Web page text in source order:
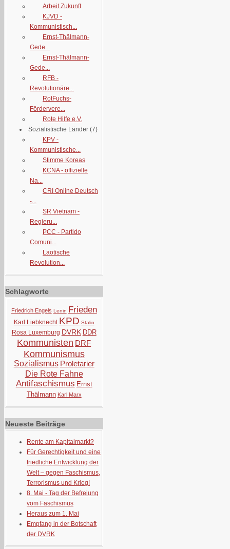
Arbeit Zukunft
KJVD -
Kommunistisch...
Ernst-Thälmann-
Gede...
Ernst-Thälmann-
Gede...
RFB -
Revolutionäre...
RotFuchs-
Fördervere...
Rote Hilfe e.V.
Sozialistische Länder (7)
KPV -
Kommunistische...
Stimme Koreas
KCNA - offizielle
Na...
CRI Online Deutsch
-...
SR Vietnam -
Regieru...
PCC - Partido
Comuni...
Laotische
Revolution...
Schlagworte
Friedrich Engels Lenin Frieden
Karl Liebknecht KPD Stalin
Rosa Luxemburg DVRK DDR
Kommunisten DRF
Kommunismus
Sozialismus Proletarier
Die Rote Fahne
Antifaschismus Ernst
Thälmann Karl Marx
Neueste Beiträge
Rente am Kapitalmarkt?
Für Gerechtigkeit und eine
friedliche Entwicklung der
Welt – gegen Faschismus,
Terrorismus und Krieg!
8. Mai - Tag der Befreiung
vom Faschismus
Heraus zum 1. Mai
Empfang in der Botschaft
der DVRK